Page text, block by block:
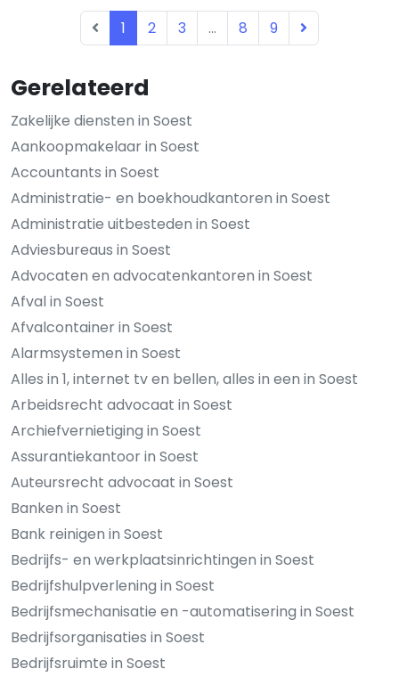
Gerelateerd
Zakelijke diensten in Soest
Aankoopmakelaar in Soest
Accountants in Soest
Administratie- en boekhoudkantoren in Soest
Administratie uitbesteden in Soest
Adviesbureaus in Soest
Advocaten en advocatenkantoren in Soest
Afval in Soest
Afvalcontainer in Soest
Alarmsystemen in Soest
Alles in 1, internet tv en bellen, alles in een in Soest
Arbeidsrecht advocaat in Soest
Archiefvernietiging in Soest
Assurantiekantoor in Soest
Auteursrecht advocaat in Soest
Banken in Soest
Bank reinigen in Soest
Bedrijfs- en werkplaatsinrichtingen in Soest
Bedrijfshulpverlening in Soest
Bedrijfsmechanisatie en -automatisering in Soest
Bedrijfsorganisaties in Soest
Bedrijfsruimte in Soest
1 2 3 ... 8 9